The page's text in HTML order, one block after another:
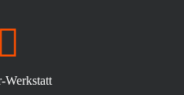
Werkstatt